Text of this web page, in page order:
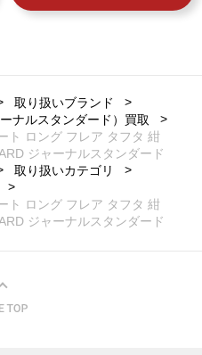
取り扱いブランド
ナルスタンダード）買取
ト ロング フレア タフタ 紺
ジャーナルスタンダード
取り扱いカテゴリ
ト ロング フレア タフタ 紺
ジャーナルスタンダード